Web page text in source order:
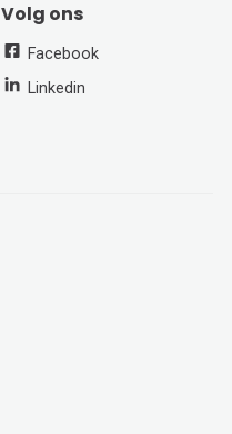
Volg ons
Facebook
Linkedin